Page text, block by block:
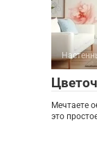
Мечтаете
это